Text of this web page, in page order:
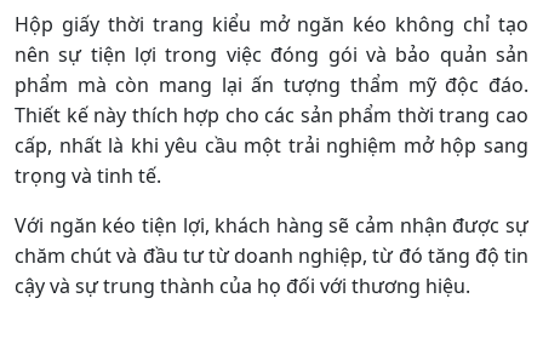
Hộp giấy thời trang kiểu mở ngăn kéo không chỉ tạo
nên sự tiện lợi trong việc đóng gói và bảo quản sản
phẩm mà còn mang lại ấn tượng thẩm mỹ độc đáo.
Thiết kế này thích hợp cho các sản phẩm thời trang cao
cấp, nhất là khi yêu cầu một trải nghiệm mở hộp sang
trọng và tinh tế.
Với ngăn kéo tiện lợi, khách hàng sẽ cảm nhận được sự
chăm chút và đầu tư từ doanh nghiệp, từ đó tăng độ tin
cậy và sự trung thành của họ đối với thương hiệu.